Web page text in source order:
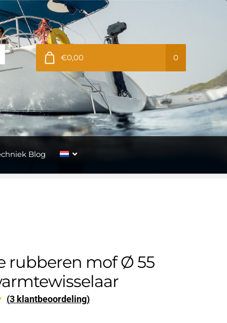
€0,00 0
Blog
rubberen mof Ø 55
(3klantbeoordeling)